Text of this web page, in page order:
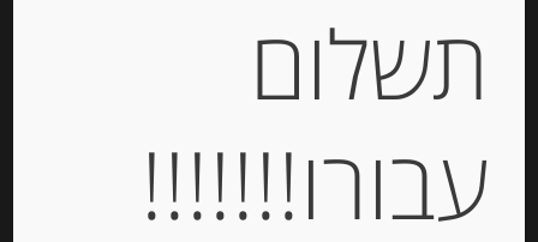
מחיר ל 100 גרם: 29.00 ש"ח
הוספה לסל
תשלום
עבורו!!!!!!!